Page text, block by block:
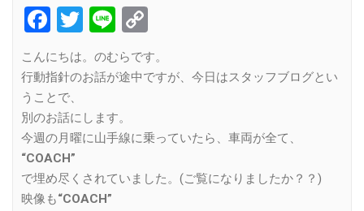
Facebook
Twitter
Line
Link
こんにちは。のむらです。
行動指針のお話が途中ですが、今日はスタッフブログとい
うことで、
別のお話にします。
今週の月曜に山手線に乗っていたら、車両が全て、
“COACH”
で埋め尽くされていました。(ご覧になりましたか？？)
映像も“COACH”